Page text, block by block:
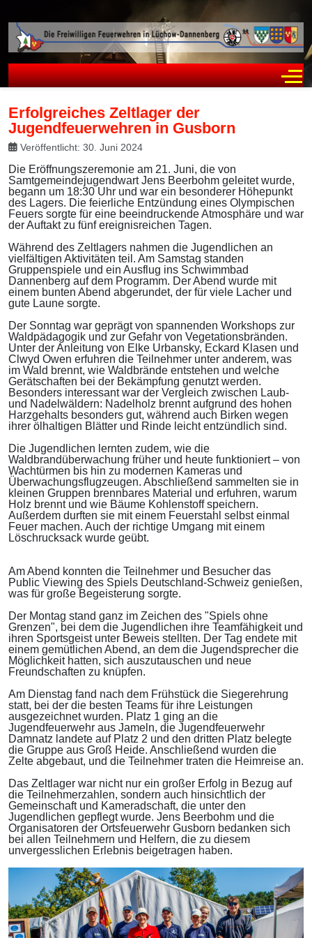
Erfolgreiches Zeltlager der
Jugendfeuerwehren in Gusborn
Veröffentlicht: 30. Juni 2024
Die Eröffnungszeremonie am 21. Juni, die von
Samtgemeindejugendwart Jens Beerbohm geleitet wurde,
begann um 18:30 Uhr und war ein besonderer Höhepunkt
des Lagers. Die feierliche Entzündung eines Olympischen
Feuers sorgte für eine beeindruckende Atmosphäre und war
der Auftakt zu fünf ereignisreichen Tagen.
Während des Zeltlagers nahmen die Jugendlichen an
vielfältigen Aktivitäten teil. Am Samstag standen
Gruppenspiele und ein Ausflug ins Schwimmbad
Dannenberg auf dem Programm. Der Abend wurde mit
einem bunten Abend abgerundet, der für viele Lacher und
gute Laune sorgte.
Der Sonntag war geprägt von spannenden Workshops zur
Waldpädagogik und zur Gefahr von Vegetationsbränden.
Unter der Anleitung von Elke Urbansky, Eckard Klasen und
Clwyd Owen erfuhren die Teilnehmer unter anderem, was
im Wald brennt, wie Waldbrände entstehen und welche
Gerätschaften bei der Bekämpfung genutzt werden.
Besonders interessant war der Vergleich zwischen Laub-
und Nadelwäldern: Nadelholz brennt aufgrund des hohen
Harzgehalts besonders gut, während auch Birken wegen
ihrer ölhaltigen Blätter und Rinde leicht entzündlich sind.
Die Jugendlichen lernten zudem, wie die
Waldbrandüberwachung früher und heute funktioniert – von
Wachtürmen bis hin zu modernen Kameras und
Überwachungsflugzeugen. Abschließend sammelten sie in
kleinen Gruppen brennbares Material und erfuhren, warum
Holz brennt und wie Bäume Kohlenstoff speichern.
Außerdem durften sie mit einem Feuerstahl selbst einmal
Feuer machen. Auch der richtige Umgang mit einem
Löschrucksack wurde geübt.
Am Abend konnten die Teilnehmer und Besucher das
Public Viewing des Spiels Deutschland-Schweiz genießen,
was für große Begeisterung sorgte.
Der Montag stand ganz im Zeichen des "Spiels ohne
Grenzen", bei dem die Jugendlichen ihre Teamfähigkeit und
ihren Sportsgeist unter Beweis stellten. Der Tag endete mit
einem gemütlichen Abend, an dem die Jugendsprecher die
Möglichkeit hatten, sich auszutauschen und neue
Freundschaften zu knüpfen.
Am Dienstag fand nach dem Frühstück die Siegerehrung
statt, bei der die besten Teams für ihre Leistungen
ausgezeichnet wurden. Platz 1 ging an die
Jugendfeuerwehr aus Jameln, die Jugendfeuerwehr
Damnatz landete auf Platz 2 und den dritten Platz belegte
die Gruppe aus Groß Heide. Anschließend wurden die
Zelte abgebaut, und die Teilnehmer traten die Heimreise an.
Das Zeltlager war nicht nur ein großer Erfolg in Bezug auf
die Teilnehmerzahlen, sondern auch hinsichtlich der
Gemeinschaft und Kameradschaft, die unter den
Jugendlichen gepflegt wurde. Jens Beerbohm und die
Organisatoren der Ortsfeuerwehr Gusborn bedanken sich
bei allen Teilnehmern und Helfern, die zu diesem
unvergesslichen Erlebnis beigetragen haben.